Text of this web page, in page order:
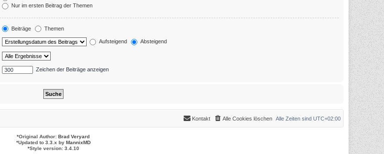
Nur im ersten Beitrag der Themen
Beiträge Themen
Aufsteigend Absteigend
Zeichen der Beiträge anzeigen
Alle Zeiten sind UTC+02:00
Alle Cookies löschen
Kontakt
*Original Author: Brad Veryard
*Updated to 3.3.x by MannixMD
*Style version: 3.4.10